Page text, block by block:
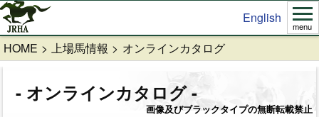
English
menu
HOME 上場馬情報 オンラインカタログ
オンラインカタログ
画像及びブラックタイプの無断転載禁止